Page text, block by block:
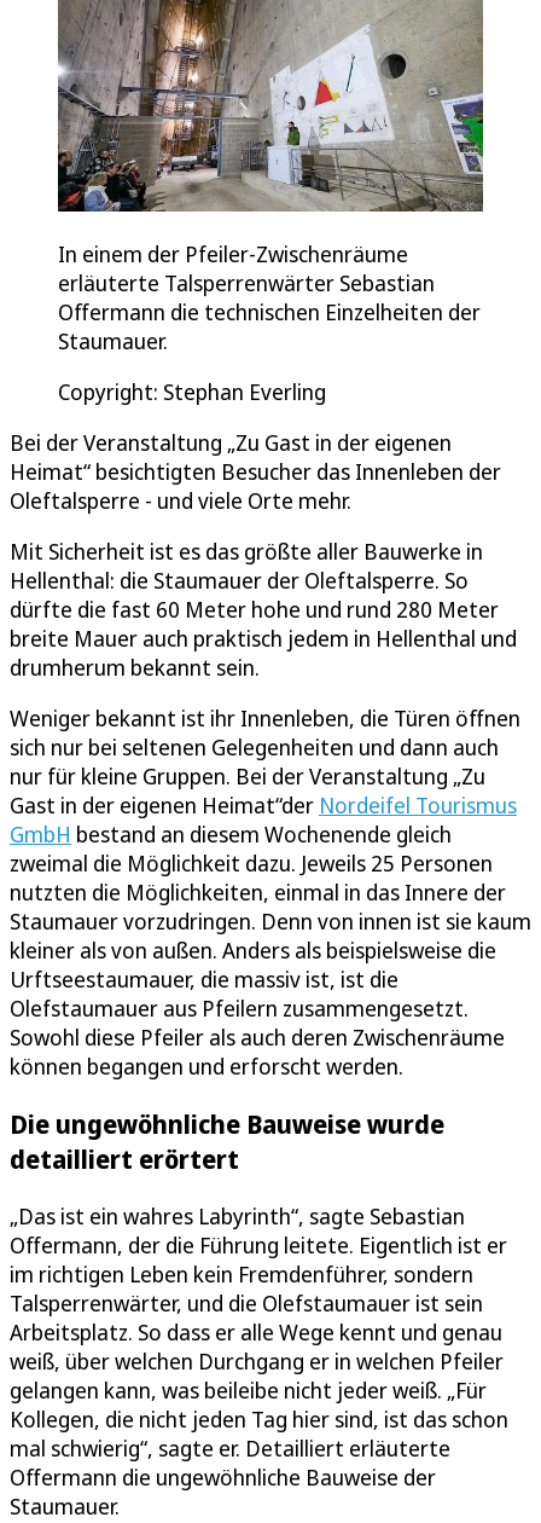
In einem der Pfeiler-Zwischenräume
erläuterte Talsperrenwärter Sebastian
Offermann die technischen Einzelheiten der
Staumauer.
Copyright: Stephan Everling
Bei der Veranstaltung „Zu Gast in der eigenen
Heimat“ besichtigten Besucher das Innenleben der
Oleftalsperre - und viele Orte mehr.
Mit Sicherheit ist es das größte aller Bauwerke in
Hellenthal: die Staumauer der Oleftalsperre. So
dürfte die fast 60 Meter hohe und rund 280 Meter
breite Mauer auch praktisch jedem in Hellenthal und
drumherum bekannt sein.
Weniger bekannt ist ihr Innenleben, die Türen öffnen
sich nur bei seltenen Gelegenheiten und dann auch
nur für kleine Gruppen. Bei der Veranstaltung „Zu
Gast in der eigenen Heimat“der Nordeifel Tourismus
GmbH bestand an diesem Wochenende gleich
zweimal die Möglichkeit dazu. Jeweils 25 Personen
nutzten die Möglichkeiten, einmal in das Innere der
Staumauer vorzudringen. Denn von innen ist sie kaum
kleiner als von außen. Anders als beispielsweise die
Urftseestaumauer, die massiv ist, ist die
Olefstaumauer aus Pfeilern zusammengesetzt.
Sowohl diese Pfeiler als auch deren Zwischenräume
können begangen und erforscht werden.
Die ungewöhnliche Bauweise wurde
detailliert erörtert
„Das ist ein wahres Labyrinth“, sagte Sebastian
Offermann, der die Führung leitete. Eigentlich ist er
im richtigen Leben kein Fremdenführer, sondern
Talsperrenwärter, und die Olefstaumauer ist sein
Arbeitsplatz. So dass er alle Wege kennt und genau
weiß, über welchen Durchgang er in welchen Pfeiler
gelangen kann, was beileibe nicht jeder weiß. „Für
Kollegen, die nicht jeden Tag hier sind, ist das schon
mal schwierig“, sagte er. Detailliert erläuterte
Offermann die ungewöhnliche Bauweise der
Staumauer.